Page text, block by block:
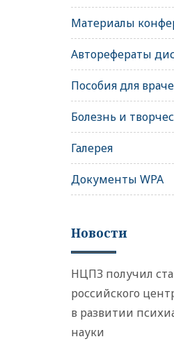
Материалы
Авторефераты
Пособия для
Болезнь и
Галерея
Документы WPA
Новости
НЦПЗ получил
российского
в развитии
науки